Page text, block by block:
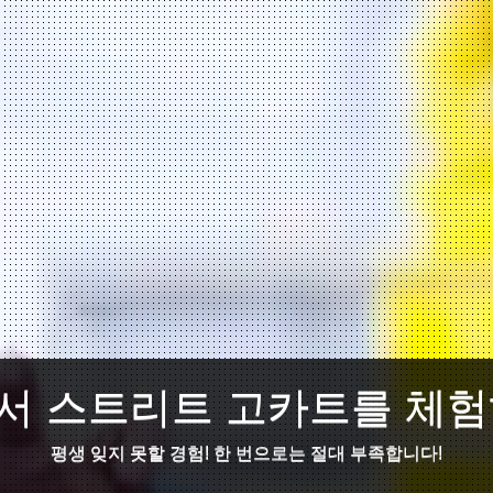
스트리트 고카트를 체
평생 잊지 못할 경험! 한 번으로는 절대 부족합니다!